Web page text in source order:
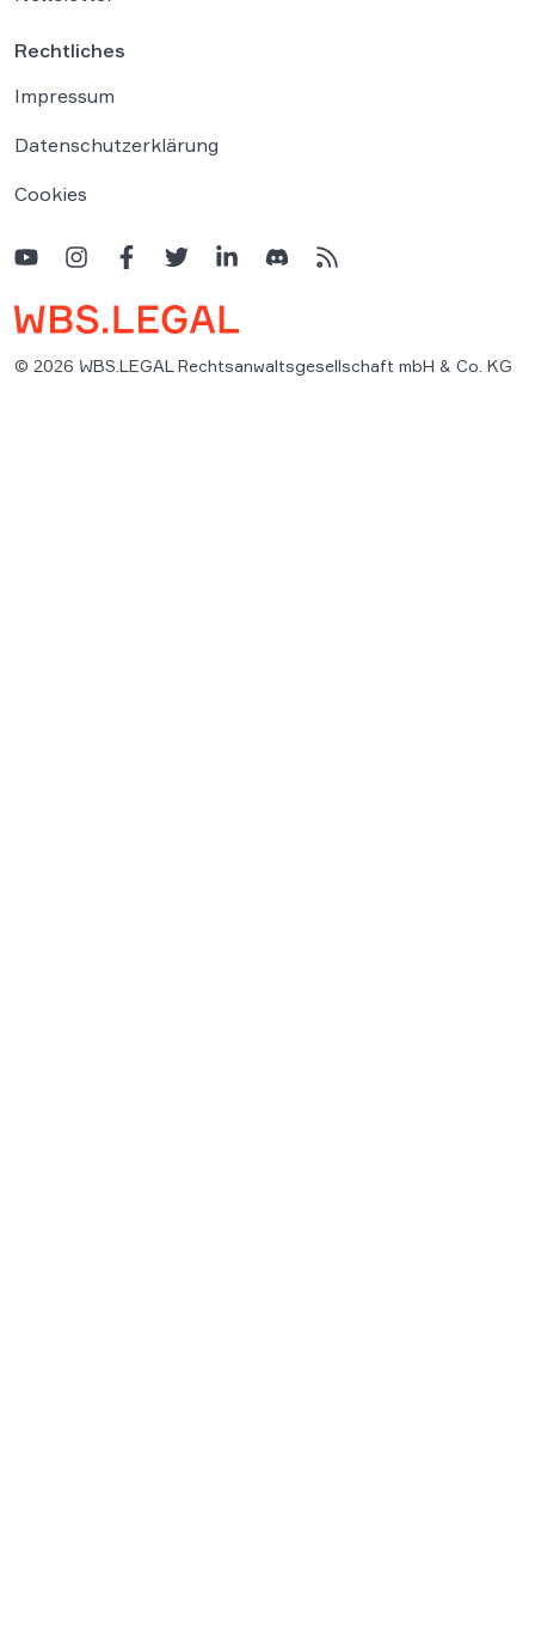
Rechtliches
Impressum
Datenschutzerklärung
Cookies
© 2026 WBS.LEGAL Rechtsanwaltsgesellschaft mbH & Co. KG